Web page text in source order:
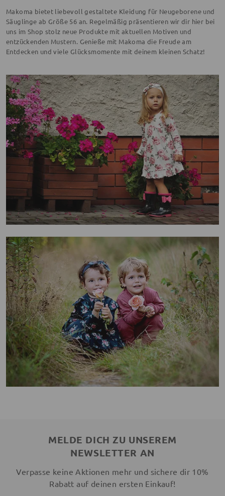
Makoma bietet liebevoll gestaltete Kleidung für Neugeborene und
Säuglinge ab Größe 56 an. Regelmäßig präsentieren wir dir hier bei
uns im Shop stolz neue Produkte mit aktuellen Motiven und
entzückenden Mustern. Genieße mit Makoma die Freude am
Entdecken und viele Glücksmomente mit deinem kleinen Schatz!
MELDE DICH ZU UNSEREM
NEWSLETTER AN
Verpasse keine Aktionen mehr und sichere dir 10%
Rabatt auf deinen ersten Einkauf!